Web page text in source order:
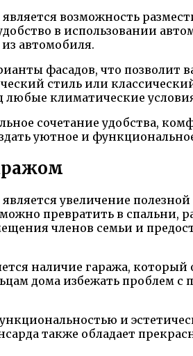
возможность
в использовании
автомобиля.
фасадов, что позволит
стиль или
климатические
сочетание удобства,
уютное и
увеличение
превратить в
членов семьи и
наличие гаража, который
дома избежать проблем
и
также обладает